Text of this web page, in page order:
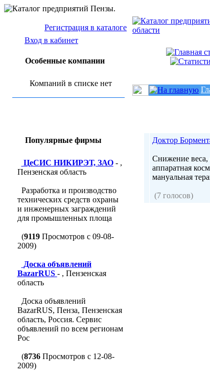
Регистрация в каталоге
Вход в кабинет
Особенные компании
Компаний в списке нет
Популярные фирмы
ЦеСИС НИКИРЭТ, ЗАО- ,
Пензенская область
Разработка и производство
технических средств охраны
и инженерных заграждений
для промышленных площа
(9119Просмотров с 09-08-
2009)
Доска объявлений
BazarRUS - , Пензенская
область
Доска объявлений
BazarRUS, Пенза, Пензенская
область, Россия. Сервис
объявлений по всем регионам
Рос
(8736Просмотров с 12-08-
2009)
Доктор
Снижение веса,
аппаратная
мануальная
(7 голосов)